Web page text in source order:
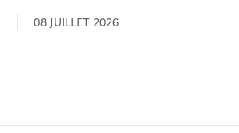
08 JUILLET 2026